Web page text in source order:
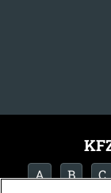
A B C